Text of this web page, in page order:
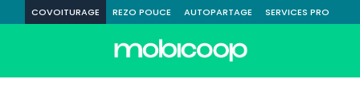
COVOITURAGE REZO POUCE AUTOPARTAGE SERVICES PRO